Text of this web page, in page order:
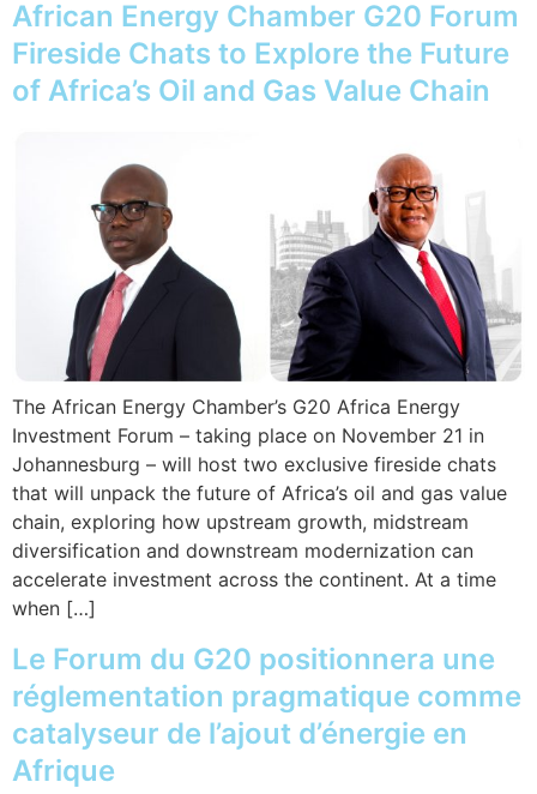
African Energy Chamber G20 Forum
Fireside Chats to Explore the Future
of Africa’s Oil and Gas Value Chain
The African Energy Chamber’s G20 Africa Energy
Investment Forum – taking place on November 21 in
Johannesburg – will host two exclusive fireside chats
that will unpack the future of Africa’s oil and gas value
chain, exploring how upstream growth, midstream
diversification and downstream modernization can
accelerate investment across the continent. At a time
when […]
Le Forum du G20 positionnera une
réglementation pragmatique comme
catalyseur de l’ajout d’énergie en
Afrique